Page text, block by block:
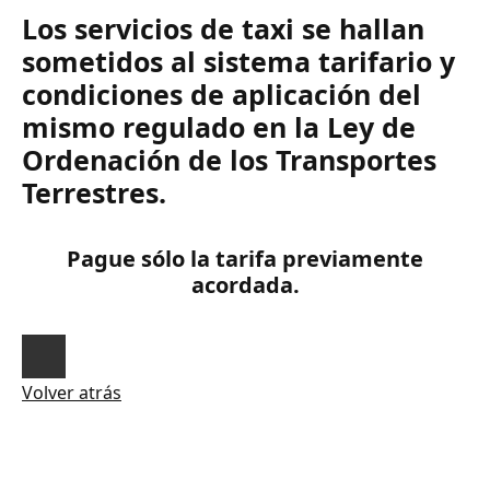
Los servicios de taxi se hallan
sometidos al sistema tarifario y
condiciones de aplicación del
mismo regulado en la Ley de
Ordenación de los Transportes
Terrestres.
Pague sólo la tarifa previamente
acordada.
Volver atrás